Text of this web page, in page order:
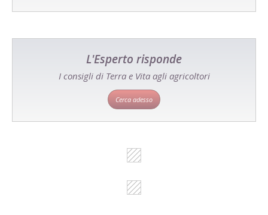
L'Esperto risponde
I consigli di Terra e Vita agli agricoltori
Cerca adesso